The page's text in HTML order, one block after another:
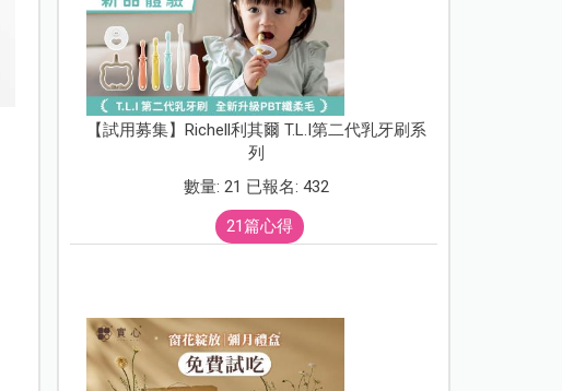
【試用募集】Richell利其爾 T.L.I第二代乳牙刷系
列
數量: 21 已報名: 432
21篇心得